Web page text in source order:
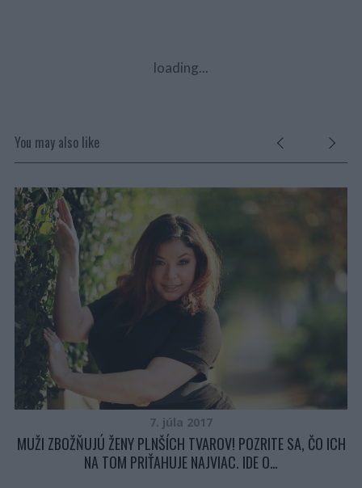
loading...
You may also like
7. júla 2017
MUŽI ZBOŽŇUJÚ ŽENY PLNŠÍCH TVAROV! POZRITE SA, ČO ICH
NA TOM PRIŤAHUJE NAJVIAC. IDE O…